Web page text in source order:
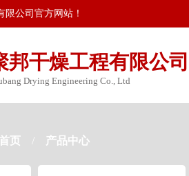
公司官方网站！
邦干燥工程有限公司
Drying Engineering Co., Ltd
首页 / 产品中心